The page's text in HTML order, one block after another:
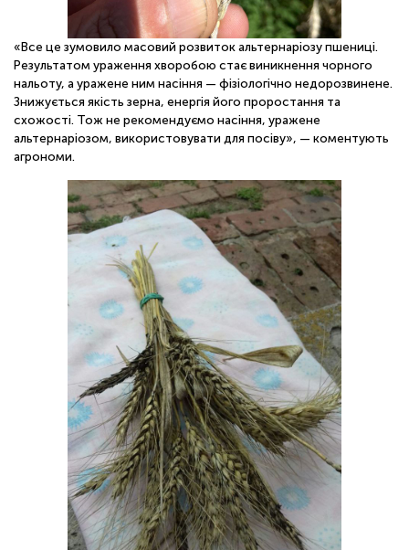
«Все це зумовило масовий розвиток альтернаріозу пшениці.
Результатом ураження хворобою стає виникнення чорного
нальоту, а уражене ним насіння — фізіологічно недорозвинене.
Знижується якість зерна, енергія його проростання та
схожості. Тож не рекомендуємо насіння, уражене
альтернаріозом, використовувати для посіву», — коментують
агрономи.